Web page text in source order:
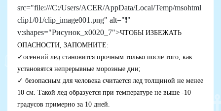
src="file:///C:/Users/ACER/AppData/Local/Temp/msohtml
clip1/01/clip_image001.png" alt="❗"
v:shapes="Рисунок_x0020_7">ЧТОБЫ ИЗБЕЖАТЬ
ОПАСНОСТИ, ЗАПОМНИТЕ:
✓осенний лед становится прочным только после того, как
установятся непрерывные морозные дни;
✓ безопасным для человека считается лед толщиной не менее
10 см. Такой лед образуется при температуре не выше -10
градусов примерно за 10 дней.